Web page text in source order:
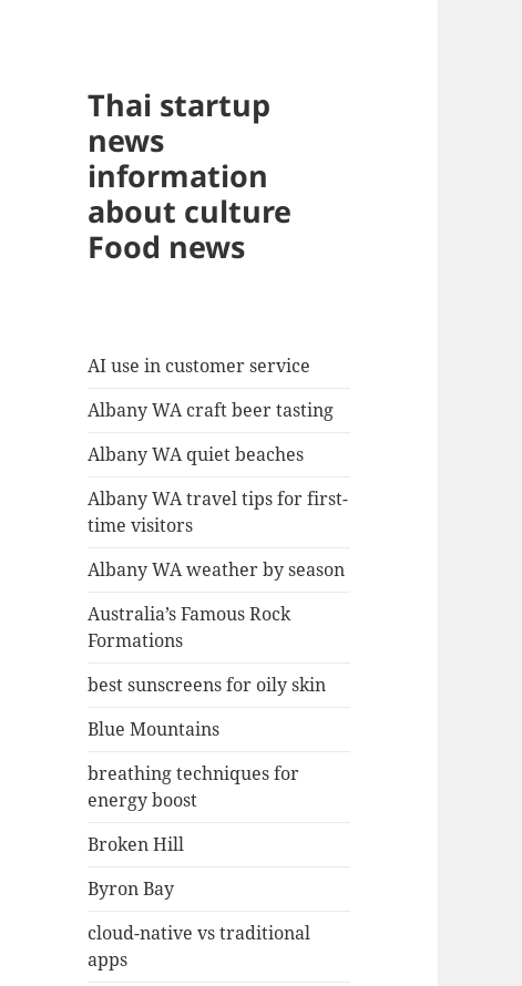
Thai startup
news
information
about culture
Food news
AI use in customer service
Albany WA craft beer tasting
Albany WA quiet beaches
Albany WA travel tips for first-
time visitors
Albany WA weather by season
Australia’s Famous Rock
Formations
best sunscreens for oily skin
Blue Mountains
breathing techniques for
energy boost
Broken Hill
Byron Bay
cloud-native vs traditional
apps